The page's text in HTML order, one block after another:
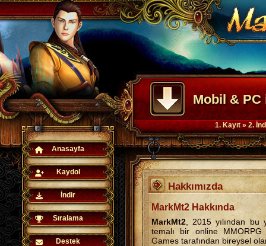
Mobil & PC
1. Kayıt » 2.
Anasayfa
Kaydol
İndir
Sıralama
Destek
Hakkımızda
MarkMt2 Hakkında
MarkMt2, 2015 yılından bu
temalı bir online
Games tarafından bireysel